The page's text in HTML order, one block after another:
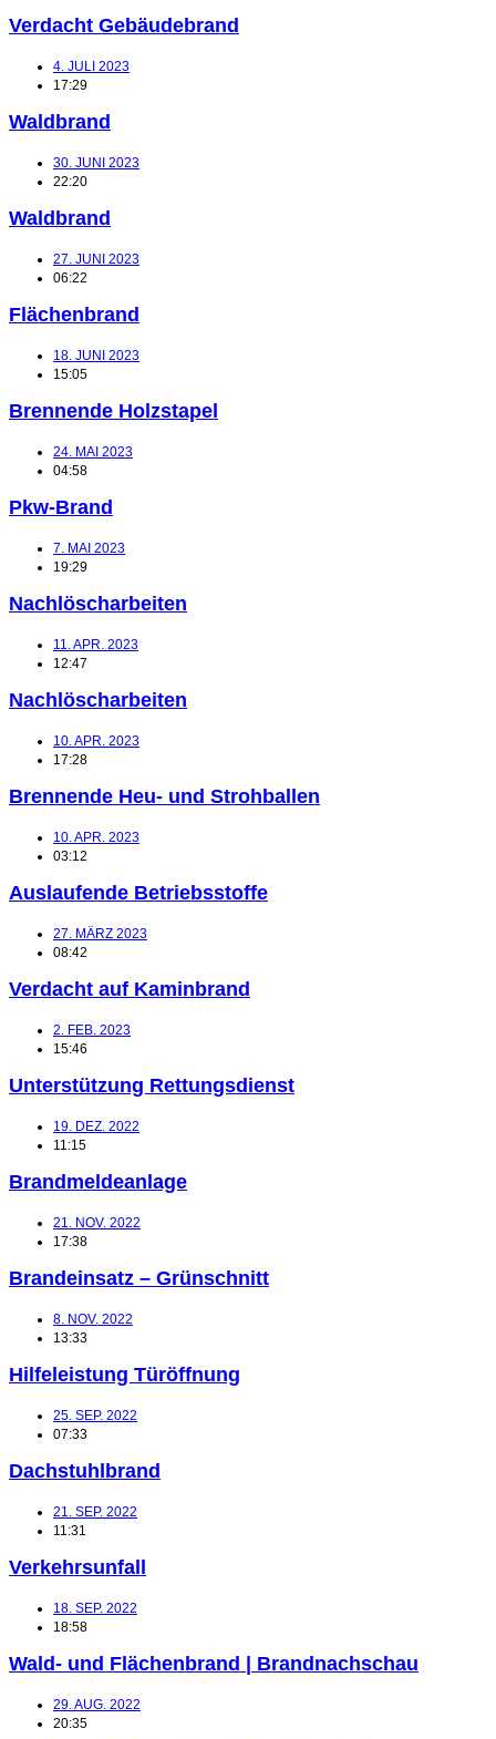
Verdacht Gebäudebrand
4. JULI 2023
17:29
Waldbrand
30. JUNI 2023
22:20
Waldbrand
27. JUNI 2023
06:22
Flächenbrand
18. JUNI 2023
15:05
Brennende Holzstapel
24. MAI 2023
04:58
Pkw-Brand
7. MAI 2023
19:29
Nachlöscharbeiten
11. APR. 2023
12:47
Nachlöscharbeiten
10. APR. 2023
17:28
Brennende Heu- und Strohballen
10. APR. 2023
03:12
Auslaufende Betriebsstoffe
27. MÄRZ 2023
08:42
Verdacht auf Kaminbrand
2. FEB. 2023
15:46
Unterstützung Rettungsdienst
19. DEZ. 2022
11:15
Brandmeldeanlage
21. NOV. 2022
17:38
Brandeinsatz – Grünschnitt
8. NOV. 2022
13:33
Hilfeleistung Türöffnung
25. SEP. 2022
07:33
Dachstuhlbrand
21. SEP. 2022
11:31
Verkehrsunfall
18. SEP. 2022
18:58
Wald- und Flächenbrand | Brandnachschau
29. AUG. 2022
20:35